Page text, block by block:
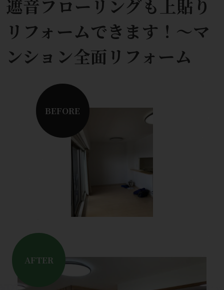
遮音フローリングも上貼り
リフォームできます！～マ
ンション全面リフォーム
BEFORE
AFTER